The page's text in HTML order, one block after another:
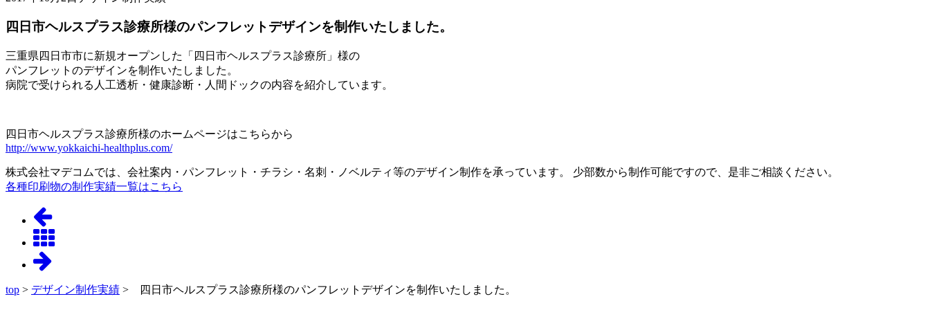
四日市ヘルスプラス診療所様のパンフレットデザインを制作いたしました。
三重県四日市市に新規オープンした「四日市ヘルスプラス診療所」様の
パンフレットのデザインを制作いたしました。
病院で受けられる人工透析・健康診断・人間ドックの内容を紹介しています。
四日市ヘルスプラス診療所様のホームページはこちらから
http://www.yokkaichi-healthplus.com/
株式会社マデコムでは、会社案内・パンフレット・チラシ・名刺・ノベルティ等のデザイン制作を承っています。 少部数から制作可能ですので、是非ご相談ください。
各種印刷物の制作実績一覧はこちら
top > デザイン制作実績 > 四日市ヘルスプラス診療所様のパンフレットデザインを制作いたしました。